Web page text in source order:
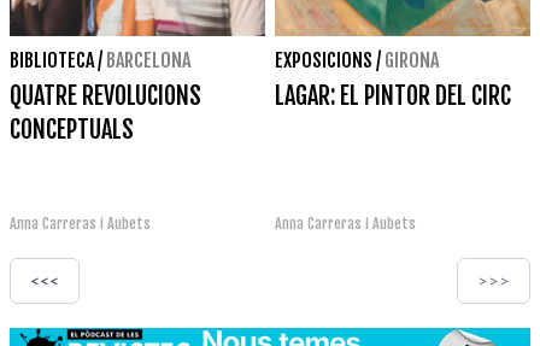
BIBLIOTECA/ BARCELONA
QUATRE REVOLUCIONS
CONCEPTUALS
Anna Carreras i Aubets
EXPOSICIONS / GIRONA
LAGAR: EL PINTOR DEL CIRC
Anna Carreras i Aubets
<<< >>>